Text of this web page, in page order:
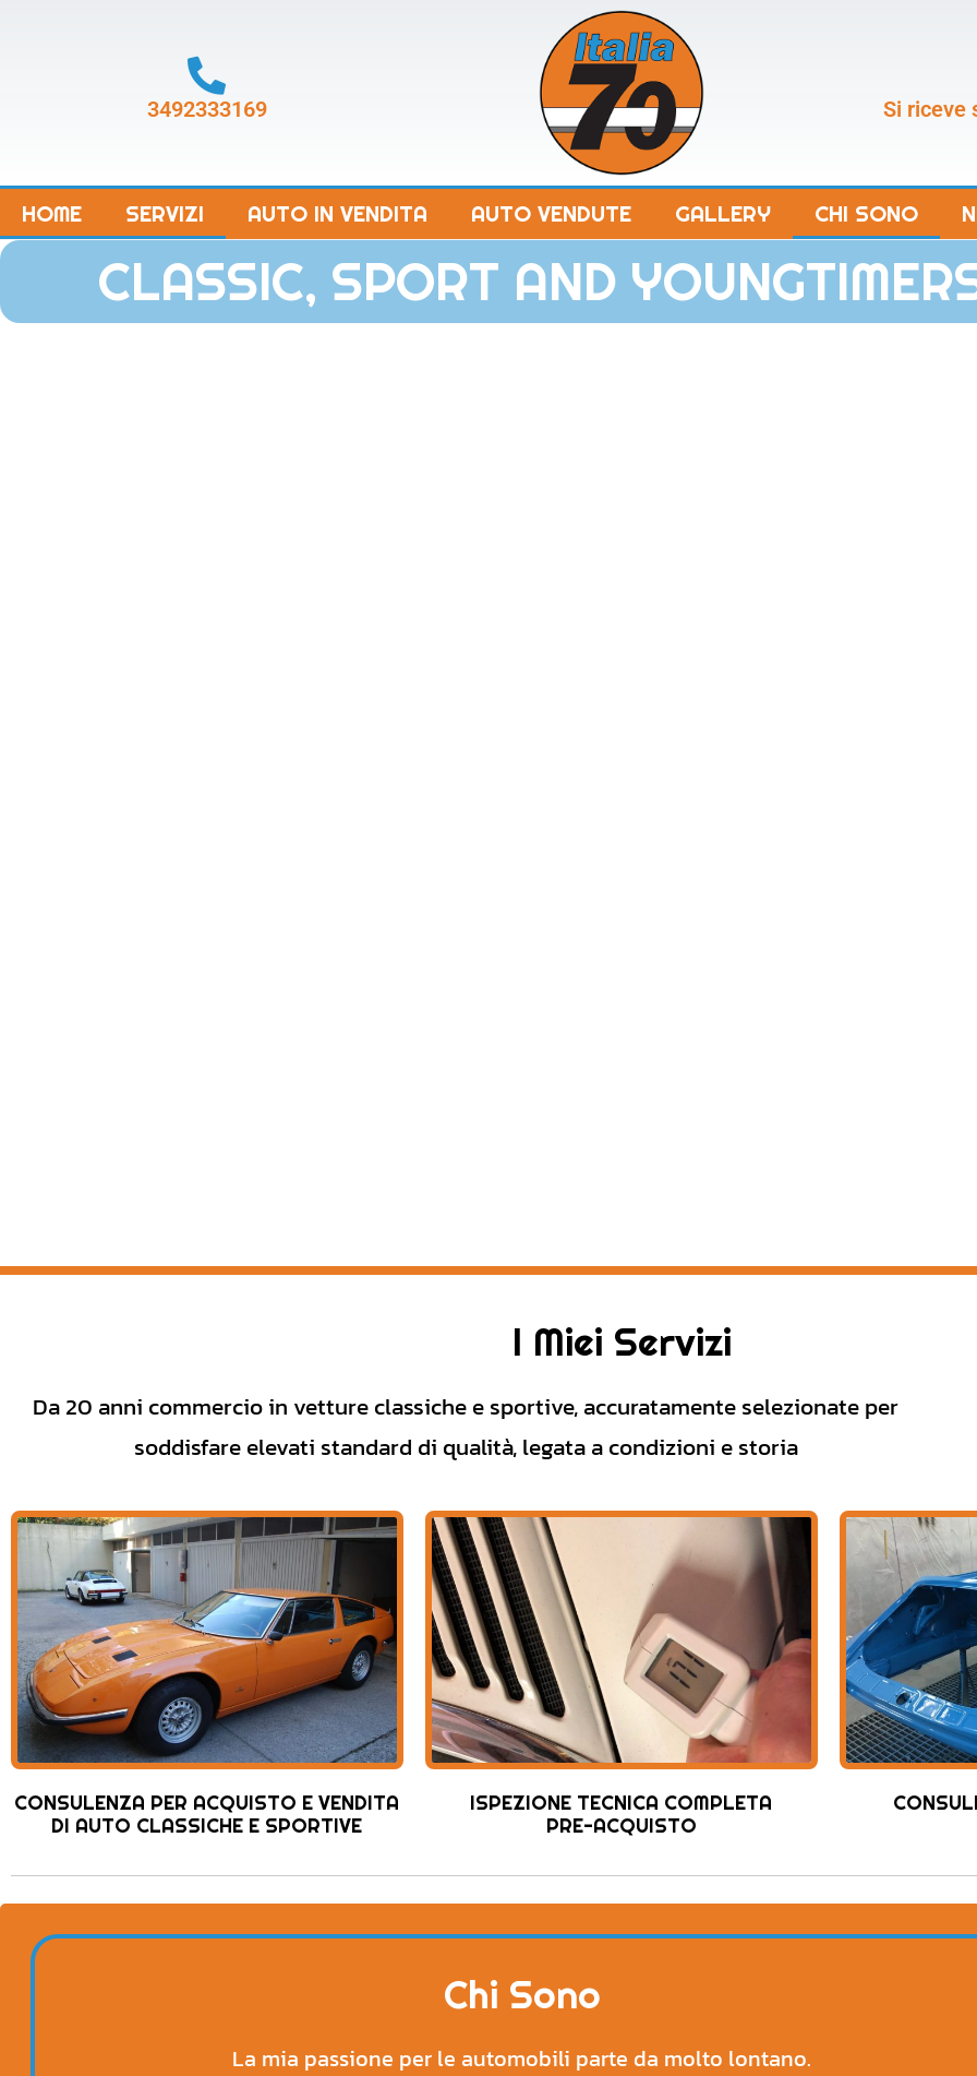
3492333169 Si riceve
HOME SERVIZI AUTO IN VENDITA AUTO VENDUTE GALLERY CHI SONO
CLASSIC, SPORT AND
I Miei Servizi
Da 20 anni commercio in vetture classiche e sportive, accuratamente selezionate per
soddisfare elevati standard di qualità, legata a condizioni e storia
CONSULENZA PER ACQUISTO E VENDITA
DI AUTO CLASSICHE E SPORTIVE
ISPEZIONE TECNICA COMPLETA
PRE-ACQUISTO
Chi Sono
La mia passione per le automobili parte da molto lontano.